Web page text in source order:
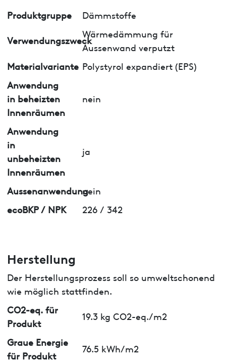
Produktgruppe Dämmstoffe
Verwendungszweck
Wärmedämmung für
Aussenwand verputzt
Materialvariante Polystyrol expandiert (EPS)
Anwendung
in beheizten
Innenräumen
nein
Anwendung
in
unbeheizten
Innenräumen
ja
Aussenanwendungnein
ecoBKP / NPK
226 / 342
Herstellung
Der Herstellungsprozess soll so umweltschonend
wie möglich stattfinden.
CO2-eq. für
Produkt
19.3 kg CO2-eq./m2
Graue Energie
für Produkt
76.5 kWh/m2